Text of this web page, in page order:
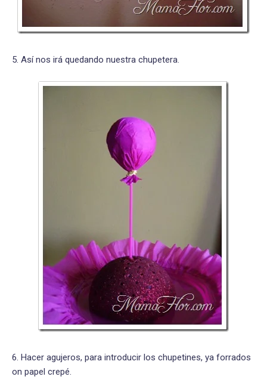
5. Así nos irá quedando nuestra chupetera.
6. Hacer agujeros, para introducir los chupetines, ya forrados
on papel crepé.